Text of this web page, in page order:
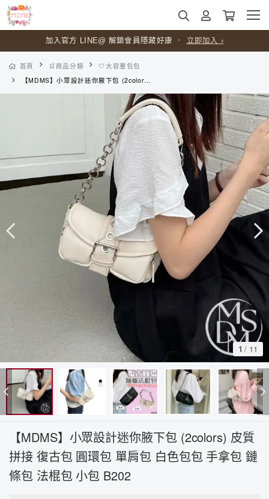
加入官方 LINE@ 解鎖會員隱藏好康 ・ 立即加入 ›
首頁 🛒商品分類
🤍大容量包包
【MDMS】小眾設計迷你腋下包 (2colors) 皮質拼接 復古包 圓環包 單肩包 白色包包 手拿包 鏈條包 法棍包 小包 B202
1 / 11
【MDMS】小眾設計迷你腋下包 (2colors) 皮質
拼接 復古包 圓環包 單肩包 白色包包 手拿包 鏈
條包 法棍包 小包 B202